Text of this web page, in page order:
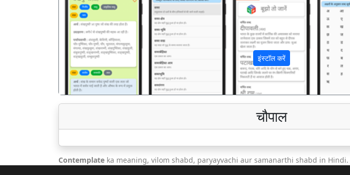
इंस्टॉल करें
पिछला
चौपाल
Contemplate ka meaning, vilom shabd, paryayvachi aur samanarthi shabd in Hindi.